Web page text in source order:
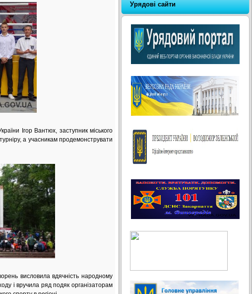
Ігор Вантюх, заступник міського
а учасникам продемонструвати
висловила вдячність народному
і вручила ряд подяк організаторам
Урядові сайти